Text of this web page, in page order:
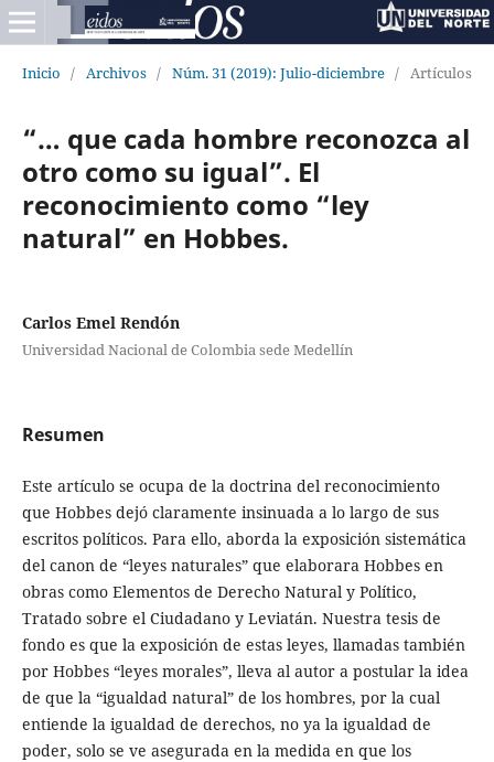
Inicio / Archivos / Núm. 31 (2019): Julio-diciembre / Artículos
“… que cada hombre reconozca al
otro como su igual”. El
reconocimiento como “ley
natural” en Hobbes.
Carlos Emel Rendón
Universidad Nacional de Colombia sede Medellín
Resumen
Este artículo se ocupa de la doctrina del reconocimiento
que Hobbes dejó claramente insinuada a lo largo de sus
escritos políticos. Para ello, aborda la exposición sistemática
del canon de “leyes naturales” que elaborara Hobbes en
obras como Elementos de Derecho Natural y Político,
Tratado sobre el Ciudadano y Leviatán. Nuestra tesis de
fondo es que la exposición de estas leyes, llamadas también
por Hobbes “leyes morales”, lleva al autor a postular la idea
de que la “igualdad natural” de los hombres, por la cual
entiende la igualdad de derechos, no ya la igualdad de
poder, solo se ve asegurada en la medida en que los